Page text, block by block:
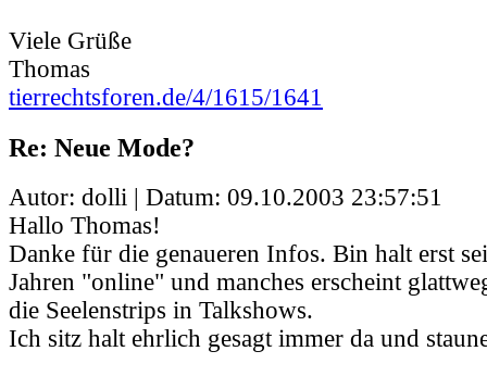
Viele Grüße
Thomas
tierrechtsforen.de/4/1615/1641
Re: Neue Mode?
Autor: dolli | Datum: 09.10.2003 23:57:51
Hallo Thomas!
Danke für die genaueren Infos. Bin halt erst
Jahren "online" und manches erscheint
die Seelenstrips in Talkshows.
Ich sitz halt ehrlich gesagt immer da und